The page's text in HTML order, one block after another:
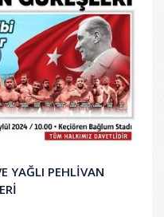
YAĞLI PEHLİVAN